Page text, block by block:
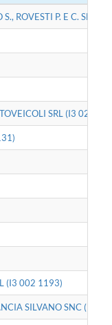
ROVESTI P. E C. SNC
SRL (I3 026
(I3 002 1193)
SILVANO SNC (I3